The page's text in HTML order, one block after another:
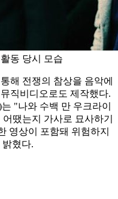
동 당시 모습
해 전쟁의 참상을 음악에
직비디오로도 제작했다.
"나와 수백 만 우크라이
땠는지 가사로 묘사하기
영상이 포함돼 위험하지
혔다.